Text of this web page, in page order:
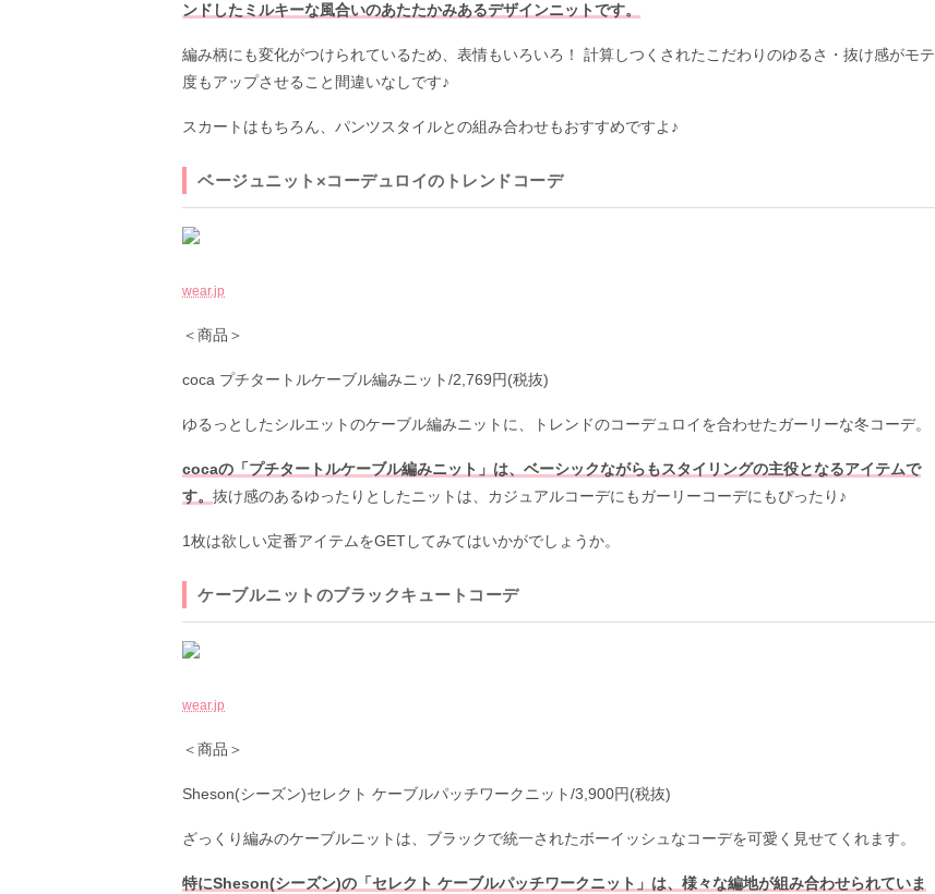
ンドしたミルキーな風合いのあたたかみあるデザインニットです。
編み柄にも変化がつけられているため、表情もいろいろ！ 計算しつくされたこだわりのゆるさ・抜け感がモテ
度もアップさせること間違いなしです♪
スカートはもちろん、パンツスタイルとの組み合わせもおすすめですよ♪
ベージュニット×コーデュロイのトレンドコーデ
wear.jp
＜商品＞
coca プチタートルケーブル編みニット/2,769円(税抜)
ゆるっとしたシルエットのケーブル編みニットに、トレンドのコーデュロイを合わせたガーリーな冬コーデ。
cocaの「プチタートルケーブル編みニット」は、ベーシックながらもスタイリングの主役となるアイテムで
す。 抜け感のあるゆったりとしたニットは、カジュアルコーデにもガーリーコーデにもぴったり♪
1枚は欲しい定番アイテムをGETしてみてはいかがでしょうか。
ケーブルニットのブラックキュートコーデ
wear.jp
＜商品＞
Sheson(シーズン)セレクト ケーブルパッチワークニット/3,900円(税抜)
ざっくり編みのケーブルニットは、ブラックで統一されたボーイッシュなコーデを可愛く見せてくれます。
特にSheson(シーズン)の「セレクト ケーブルパッチワークニット」は、様々な編地が組み合わせられていま